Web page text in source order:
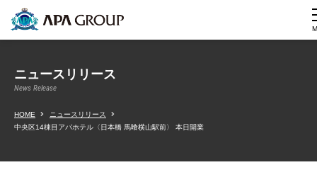
ニュースリリース
News Release
HOME
ニュースリリース
中央区14棟目アパホテル〈日本橋 馬喰横山駅前〉 本日開業